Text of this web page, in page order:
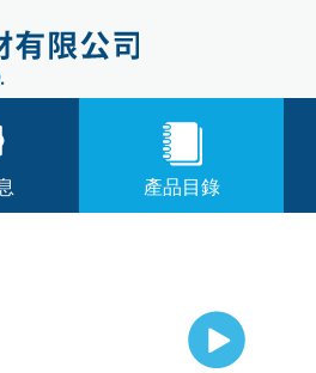
產品目錄